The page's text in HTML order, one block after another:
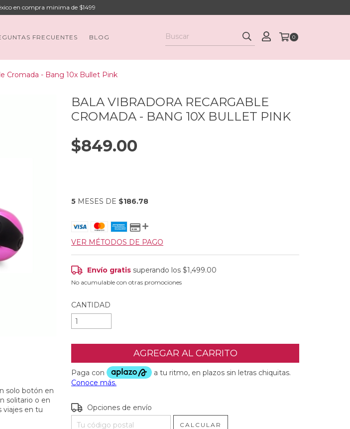
en compra minima de $1499
FRECUENTES BLOG 0
Cromada - Bang 10x Bullet Pink
solo botón en
solitario o en
viajes en tu
BALA VIBRADORA RECARGABLE
CROMADA - BANG 10X BULLET PINK
$849.00
5 MESES DE $186.78
VER MÉTODOS DE PAGO
Envío gratis superando los$1,499.00
No acumulable con otras promociones
CANTIDAD
Entregas para el CP:
Opciones de envío
CALCULAR